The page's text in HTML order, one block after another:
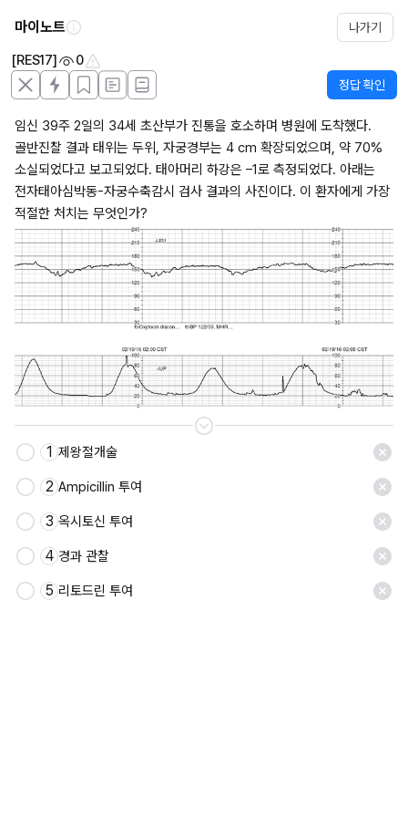
마이노트 나가기
[RES17] 0
정답 확인
임신 39주 2일의 34세 초산부가 진통을 호소하며 병원에 도착했다.
골반진찰 결과 태위는 두위, 자궁경부는 4 cm 확장되었으며, 약 70%
소실되었다고 보고되었다. 태아머리 하강은 –1로 측정되었다. 아래는
전자태아심박동-자궁수축감시 검사 결과의 사진이다. 이 환자에게 가장
적절한 처치는 무엇인가?
저장
1 제왕절개술
2 Ampicillin 투여
3 옥시토신 투여
4 경과 관찰
5 리토드린 투여